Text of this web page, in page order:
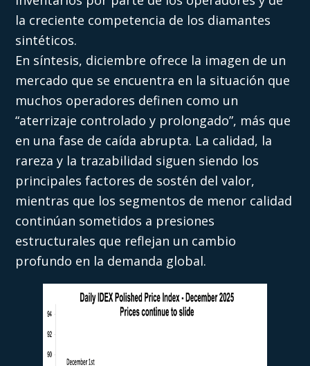
la creciente competencia de los diamantes
sintéticos.
En síntesis, diciembre ofrece la imagen de un
mercado que se encuentra en la situación que
muchos operadores definen como un
“aterrizaje controlado y prolongado”, más que
en una fase de caída abrupta. La calidad, la
rareza y la trazabilidad siguen siendo los
principales factores de sostén del valor,
mientras que los segmentos de menor calidad
continúan sometidos a presiones
estructurales que reflejan un cambio
profundo en la demanda global.